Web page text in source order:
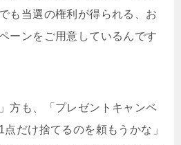
も当選の権利が得られる、お
ーンをご用意しているんです
方も、「プレゼントキャンペ
だけ捨てるのを頼もうかな」